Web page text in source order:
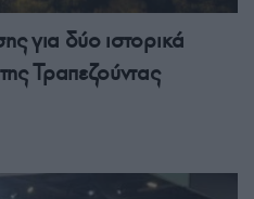
για δύο ιστορικά
Τραπεζούντας